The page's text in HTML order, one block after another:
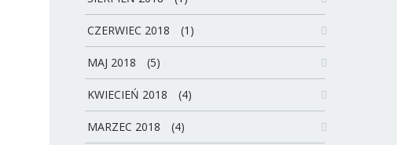
CZERWIEC 2018 (1)
MAJ 2018 (5)
KWIECIEŃ 2018 (4)
MARZEC 2018 (4)